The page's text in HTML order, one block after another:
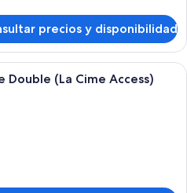
precios y disponibilidad
Una habitación de hotel con un
Double (La Cime Access)